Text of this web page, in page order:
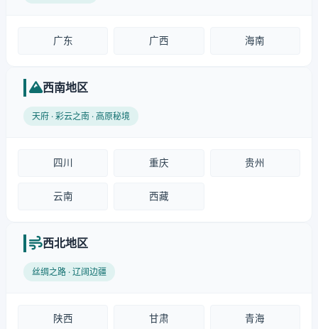
广东 广西 海南
西南地区
天府 · 彩云之南 · 高原秘境
四川 重庆 贵州
云南 西藏
西北地区
丝绸之路 · 辽阔边疆
陕西 甘肃 青海